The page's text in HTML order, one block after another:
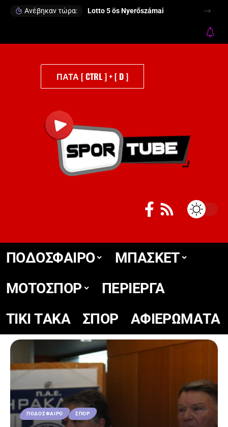
Ανέβηκαν τώρα: Lotto 5 ös Nyerőszámai
ΠΑΤΑ [ CTRL ] + [ D ]
ΠΟΔΟΣΦΑΙΡΟ
ΜΠΑΣΚΕΤ
ΜΟΤΟΣΠΟΡ
ΠΕΡΙΕΡΓΑ
TIKΙ TΑΚΑ
ΣΠΟΡ ΑΦΙΕΡΩΜΑΤΑ
ΠΟΔΟΣΦΑΙΡΟ ΣΠΟΡ